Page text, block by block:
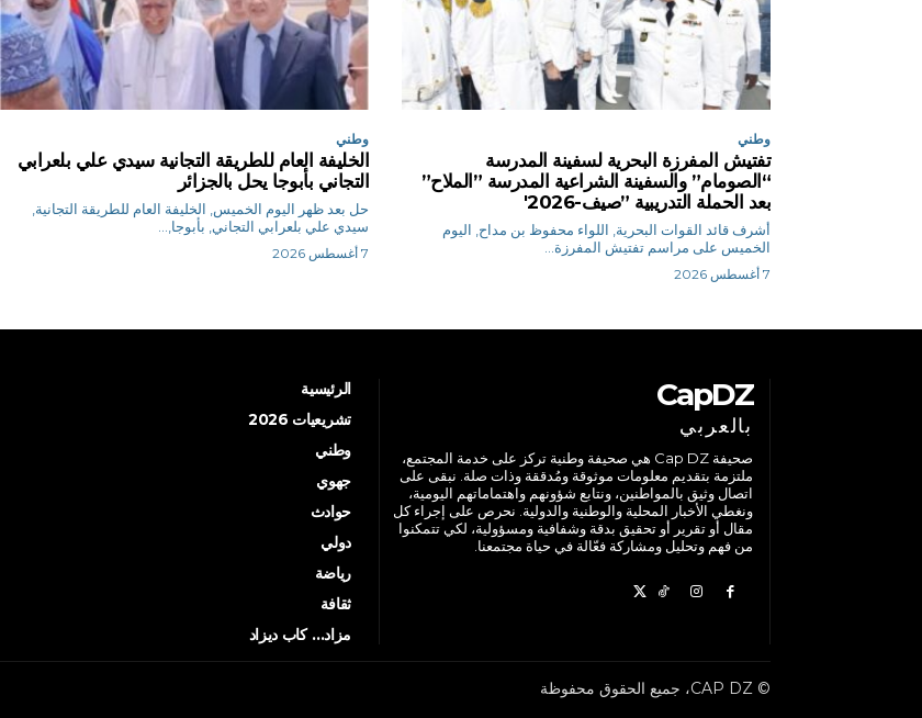
وطني
تفتيش المفرزة البحرية لسفينة المدرسة
“الصومام” والسفينة الشراعية المدرسة ”الملاح”
بعد الحملة التدريبية ”صيف-2026′
أشرف قائد القوات البحرية, اللواء محفوظ بن مداح, اليوم
الخميس على مراسم تفتيش المفرزة...
7 أغسطس 2026
وطني
الخليفة العام للطريقة التجانية سيدي علي بلعرابي
التجاني بأبوجا يحل بالجزائر
حل بعد ظهر اليوم الخميس, الخليفة العام للطريقة التجانية,
سيدي علي بلعرابي التجاني, بأبوجا,...
7 أغسطس 2026
CapDZ
بالعربي
صحيفة Cap DZ هي صحيفة وطنية تركز على خدمة المجتمع،
ملتزمة بتقديم معلومات موثوقة ومُدققة وذات صلة. نبقى على
اتصال وثيق بالمواطنين، ونتابع شؤونهم واهتماماتهم اليومية،
ونغطي الأخبار المحلية والوطنية والدولية. نحرص على إجراء كل
مقال أو تقرير أو تحقيق بدقة وشفافية ومسؤولية، لكي تتمكنوا
من فهم وتحليل ومشاركة فعّالة في حياة مجتمعنا.
الرئيسية
تشريعيات 2026
وطني
جهوي
حوادث
دولي
رياضة
ثقافة
مزاد… كاب ديزاد
© CAP DZ، جميع الحقوق محفوظة